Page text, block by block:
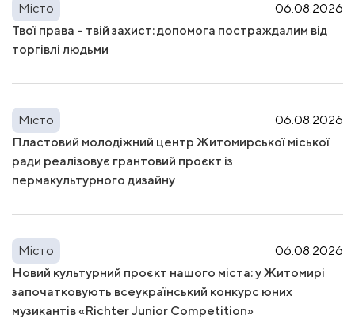
Місто
06.08.2026
Твої права – твій захист: допомога постраждалим від
торгівлі людьми
Місто
06.08.2026
Пластовий молодіжний центр Житомирської міської
ради реалізовує грантовий проєкт із
пермакультурного дизайну
Місто
06.08.2026
Новий культурний проєкт нашого міста: у Житомирі
започатковують всеукраїнський конкурс юних
музикантів «Richter Junior Competition»